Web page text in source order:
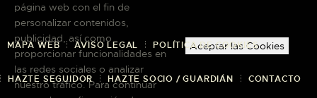
MAPA WEB AVISO LEGAL POLÍTICA DE COOKIES
HAZTE SEGUIDOR HAZTE SOCIO / GUARDIÁN CONTACTO
página web con el fin de
personalizar contenidos,
publicidad, así como
proporcionar funcionalidades en
las redes sociales o analizar
nuestro tráfico. Para continuar
Aceptar las Cookies